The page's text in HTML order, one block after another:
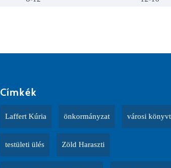
Címkék
Laffert Kúria önkormányzat városi
testületi ülés Zöld Haraszti